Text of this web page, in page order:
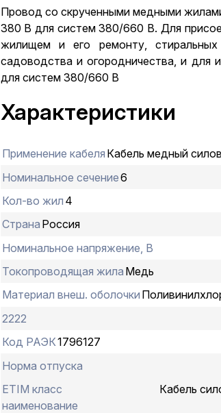
Провод со скрученными медными
380 В для систем 380/660 В. Для
жилищем и его ремонту,
садоводства и огородничества, и для
для систем 380/660 В
Характеристики
Применение кабеля Кабель медный
Номинальное сечение6
Кол-во жил 4
Страна Россия
Номинальное напряжение, В
Токопроводящая жила Медь
Материал внеш. оболочки
2222
Код РАЭК1796127
Норма отпуска
ETIM класс
наименование
Кабель